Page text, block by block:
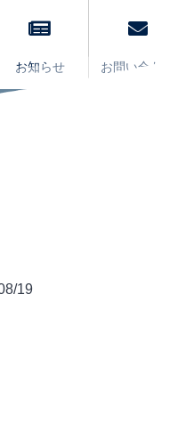
お問い合わせ
お知らせ
19